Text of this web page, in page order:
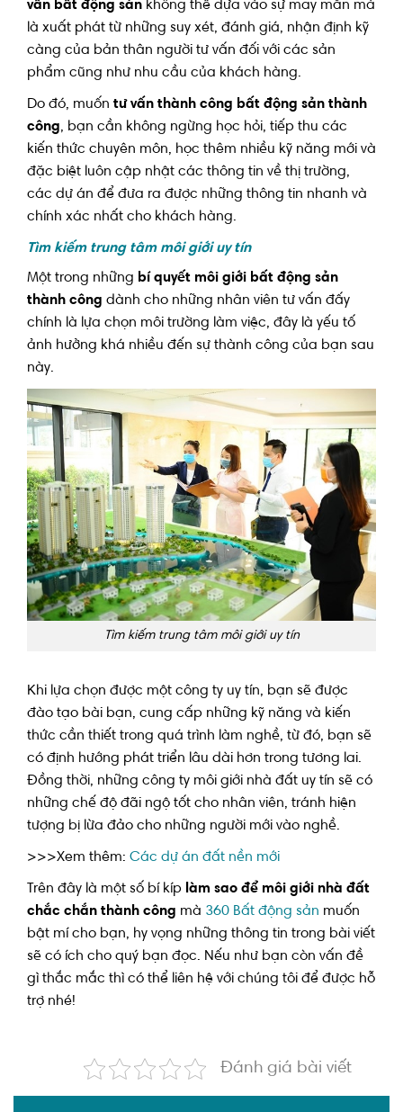
vấn bất động sản không thể dựa vào sự may mắn mà
là xuất phát từ những suy xét, đánh giá, nhận định kỹ
càng của bản thân người tư vấn đối với các sản
phẩm cũng như nhu cầu của khách hàng.
Do đó, muốn tư vấn thành công bất động sản thành
công, bạn cần không ngừng học hỏi, tiếp thu các
kiến thức chuyên môn, học thêm nhiều kỹ năng mới và
đặc biệt luôn cập nhật các thông tin về thị trường,
các dự án để đưa ra được những thông tin nhanh và
chính xác nhất cho khách hàng.
Tìm kiếm trung tâm môi giới uy tín
Một trong những bí quyết môi giới bất động sản
thành công dành cho những nhân viên tư vấn đấy
chính là lựa chọn môi trường làm việc, đây là yếu tố
ảnh hưởng khá nhiều đến sự thành công của bạn sau
này.
Tìm kiếm trung tâm môi giới uy tín
Khi lựa chọn được một công ty uy tín, bạn sẽ được
đào tạo bài bạn, cung cấp những kỹ năng và kiến
thức cần thiết trong quá trình làm nghề, từ đó, bạn sẽ
có định hướng phát triển lâu dài hơn trong tương lai.
Đồng thời, những công ty môi giới nhà đất uy tín sẽ có
những chế độ đãi ngộ tốt cho nhân viên, tránh hiện
tượng bị lừa đảo cho những người mới vào nghề.
>>>Xem thêm: Các dự án đất nền mới
Trên đây là một số bí kíp làm sao để môi giới nhà đất
chắc chắn thành công mà 360 Bất động sản muốn
bật mí cho bạn, hy vọng những thông tin trong bài viết
sẽ có ích cho quý bạn đọc. Nếu như bạn còn vấn đề
gì thắc mắc thì có thể liên hệ với chúng tôi để được hỗ
trợ nhé!
Đánh giá bài viết